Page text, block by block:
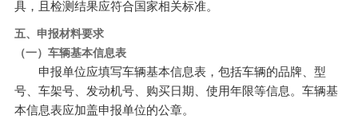
具，且检测结果应符合国家相关标准。
五、申报材料要求
（一）车辆基本信息表
申报单位应填写车辆基本信息表，包括车辆的品牌、型
号、车架号、发动机号、购买日期、使用年限等信息。车辆基
本信息表应加盖申报单位的公章。